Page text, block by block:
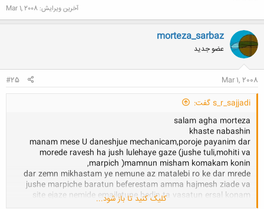
آخرین ویرایش: Mar 1, 2008
morteza_sarbaz
عضو جدید
Mar 1, 2008
#25
s_r_sajjadi گفت:
salam agha morteza
khaste nabashin
manam mese U daneshjue mechanicam,poroje payanim dar
morede ravesh ha jush lulehaye gaze (jushe tuli,mohiti va
marpich )mamnun misham komakam konin,
dar zemn mikhastam ye nemune az matalebi ro ke dar mrede
jushe marpiche baratun beferestam amma hajmesh ziade va
site ejaze nemide emailetune bedin ta vasatun ersal konam
کلیک کنید تا باز شود...